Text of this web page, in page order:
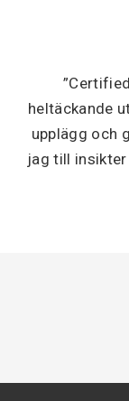
heltäckande
upplägg och
jag till